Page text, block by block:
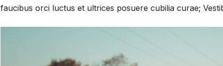
faucibus orci luctus et ultrices posuere cubilia curae;